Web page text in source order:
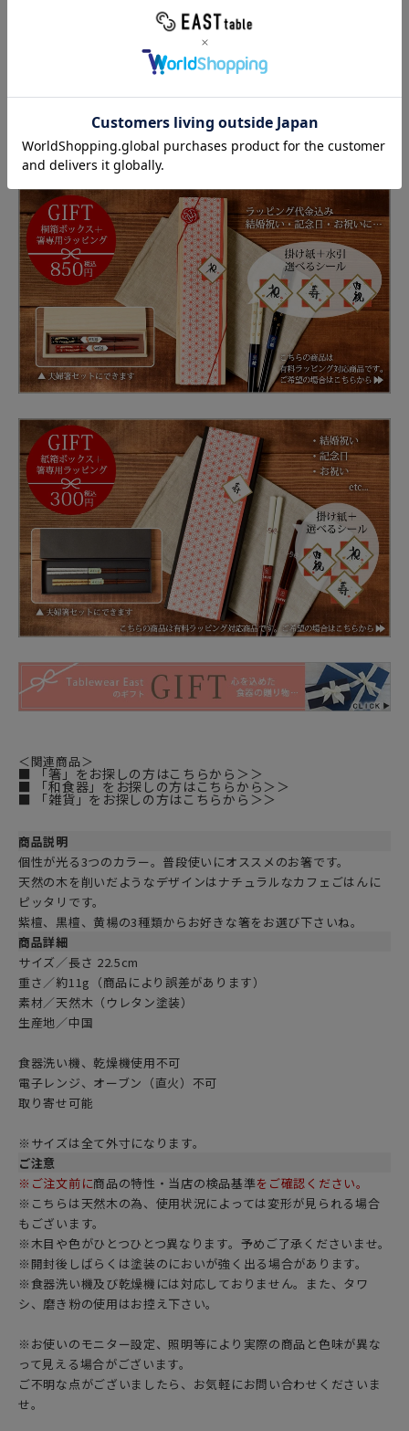
こまった席や、モダンコーディネートにオススメです。
赤みのある茶色。木目がすこし見られ、ナチュラルな雰囲気です。 カ
将棋の駒などにも使われる、黄色みがかった「黄楊材」。 天然木の良
さを存分に引き出し、食卓を軽やかに、明るく演出してくれます。
＜関連商品＞
■ 「箸」をお探しの方はこちらから＞＞
■ 「和食器」をお探しの方はこちらから＞＞
■ 「雑貨」をお探しの方はこちらから＞＞
商品説明
個性が光る3つのカラー。普段使いにオススメのお箸です。
天然の木を削いだようなデザインはナチュラルなカフェごはんに
ピッタリです。
紫檀、黒檀、黄楊の3種類からお好きな箸をお選び下さいね。
商品詳細
サイズ／長さ 22.5cm
重さ／約11g（商品により誤差があります）
素材／天然木（ウレタン塗装）
生産地／中国
食器洗い機、乾燥機使用不可
電子レンジ、オーブン（直火）不可
取り寄せ可能
※サイズは全て外寸になります。
ご注意
※ご注文前に商品の特性・当店の検品基準をご確認ください。
※こちらは天然木の為、使用状況によっては変形が見られる場合
もございます。
※木目や色がひとつひとつ異なります。予めご了承くださいませ。
※開封後しばらくは塗装のにおいが強く出る場合があります。
※食器洗い機及び乾燥機には対応しておりません。また、タワ
シ、磨き粉の使用はお控え下さい。
※お使いのモニター設定、照明等により実際の商品と色味が異な
って見える場合がございます。
ご不明な点がございましたら、お気軽にお問い合わせくださいま
せ。